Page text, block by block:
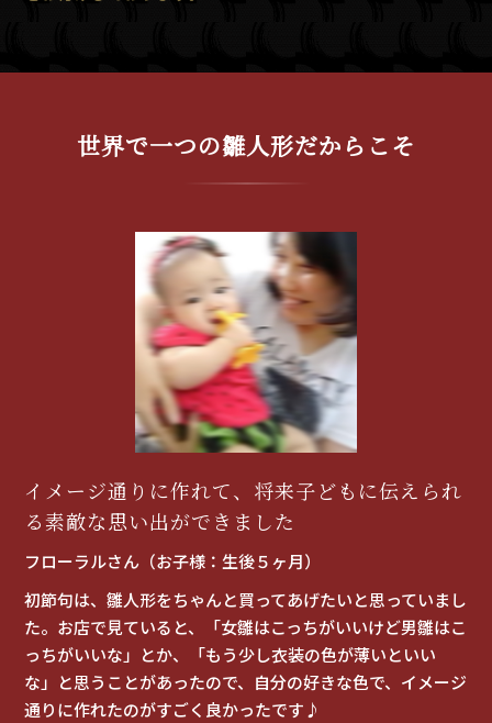
世界で一つの雛人形だからこそ
イメージ通りに作れて、将来子どもに伝えられ
る素敵な思い出ができました
フローラルさん（お子様：生後５ヶ月）
初節句は、雛人形をちゃんと買ってあげたいと思っていまし
た。お店で見ていると、「女雛はこっちがいいけど男雛はこ
っちがいいな」とか、「もう少し衣装の色が薄いといい
な」と思うことがあったので、自分の好きな色で、イメージ
通りに作れたのがすごく良かったです♪